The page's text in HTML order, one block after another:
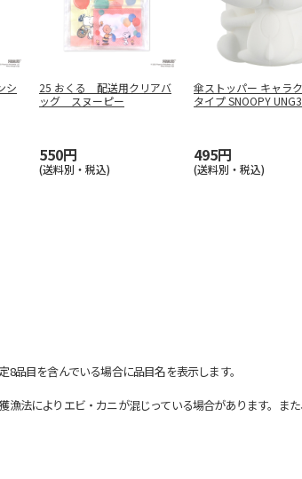
シ
25 おくる 配送用クリアバ
ッグ スヌーピー
550円
(送料別・税込)
傘ストッパー キャラ
タイプ SNOOPY UNG3
495円
(送料別・税込)
品目を含んでいる場合に品目名を表示します。
によりエビ・カニが混じっている場合があります。ま